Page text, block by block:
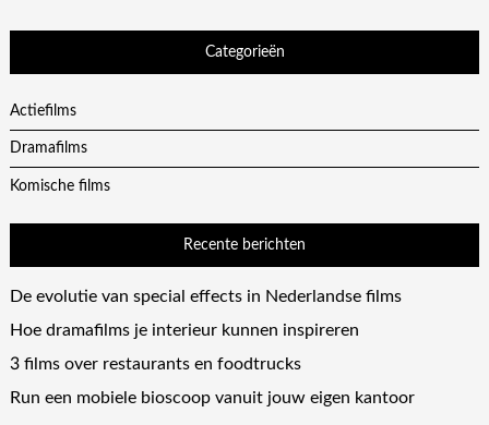
Categorieën
Actiefilms
Dramafilms
Komische films
Recente berichten
De evolutie van special effects in Nederlandse films
Hoe dramafilms je interieur kunnen inspireren
3 films over restaurants en foodtrucks
Run een mobiele bioscoop vanuit jouw eigen kantoor